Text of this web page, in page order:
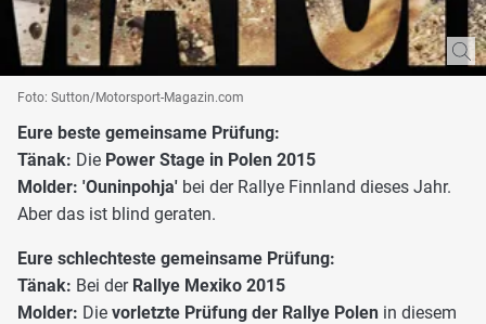
Foto: Sutton/Motorsport-Magazin.com
Eure beste gemeinsame Prüfung:
Tänak: Die Power Stage in Polen 2015
Molder: 'Ouninpohja' bei der Rallye Finnland dieses Jahr.
Aber das ist blind geraten.
Eure schlechteste gemeinsame Prüfung:
Tänak: Bei der Rallye Mexiko 2015
Molder: Die vorletzte Prüfung der Rallye Polen in diesem